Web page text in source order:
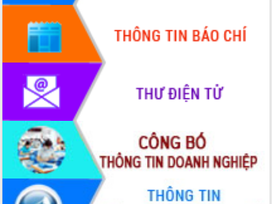
tỉnh Đắk Lắk thông qua các nghị quyết
quan trọng
Thống nhất danh sách giới thiệu ứng
cử đại biểu Quốc hội khoá XVI và đại
biểu HĐND tỉnh Đắk Lắk, nhiệm kỳ
2026-2031
Phát động hai phong trào thi đua quan
trọng trong kỷ nguyên mới
Hội nghị lần thứ tư Ban Chỉ đạo công
tác bầu cử tỉnh Đắk Lắk
Hội nghị Báo cáo viên Trung ương
tháng 01/2026
Phó Thủ tướng Hồ Quốc Dũng đánh giá
cao kết quả Chiến dịch Quang Trung
tại Đắk Lắk